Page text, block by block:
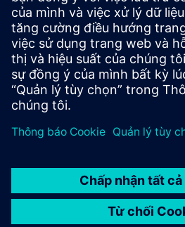
validation of embedded systems
engineering, test specification,
Managing software test
simulations, and...
Tìm hiểu thêm